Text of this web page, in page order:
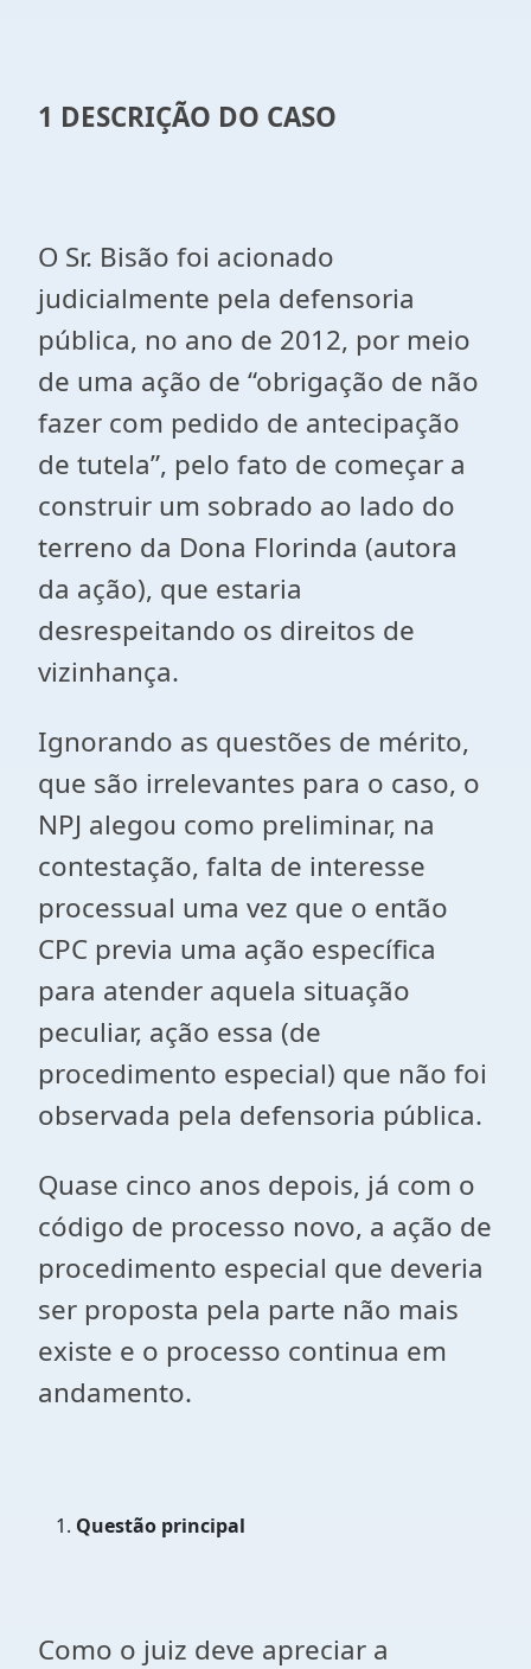
1 DESCRIÇÃO DO CASO
O Sr. Bisão foi acionado
judicialmente pela defensoria
pública, no ano de 2012, por meio
de uma ação de “obrigação de não
fazer com pedido de antecipação
de tutela”, pelo fato de começar a
construir um sobrado ao lado do
terreno da Dona Florinda (autora
da ação), que estaria
desrespeitando os direitos de
vizinhança.
Ignorando as questões de mérito,
que são irrelevantes para o caso, o
NPJ alegou como preliminar, na
contestação, falta de interesse
processual uma vez que o então
CPC previa uma ação específica
para atender aquela situação
peculiar, ação essa (de
procedimento especial) que não foi
observada pela defensoria pública.
Quase cinco anos depois, já com o
código de processo novo, a ação de
procedimento especial que deveria
ser proposta pela parte não mais
existe e o processo continua em
andamento.
Questão principal
Como o juiz deve apreciar a